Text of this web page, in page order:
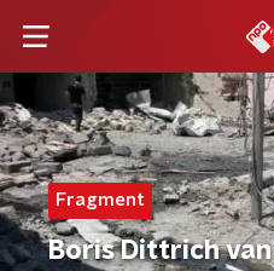
Fragment
Boris Dittrich